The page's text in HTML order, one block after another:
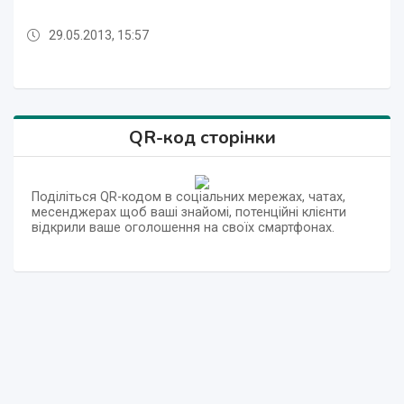
29.05.2013, 15:57
QR-код сторінки
Поділіться QR-кодом в соціальних мережах, чатах,
месенджерах щоб ваші знайомі, потенційні клієнти
відкрили ваше оголошення на своїх смартфонах.